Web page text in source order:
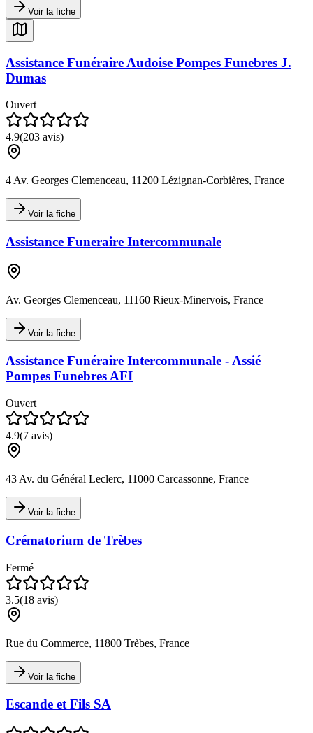
Voir la fiche
Assistance Funéraire Audoise Pompes Funebres J.
Dumas
Ouvert
4.9(203 avis)
4 Av. Georges Clemenceau, 11200 Lézignan-Corbières, France
Voir la fiche
Assistance Funeraire Intercommunale
Av. Georges Clemenceau, 11160 Rieux-Minervois, France
Voir la fiche
Assistance Funéraire Intercommunale - Assié
Pompes Funebres AFI
Ouvert
4.9(7 avis)
43 Av. du Général Leclerc, 11000 Carcassonne, France
Voir la fiche
Crématorium de Trèbes
Fermé
3.5(18 avis)
Rue du Commerce, 11800 Trèbes, France
Voir la fiche
Escande et Fils SA